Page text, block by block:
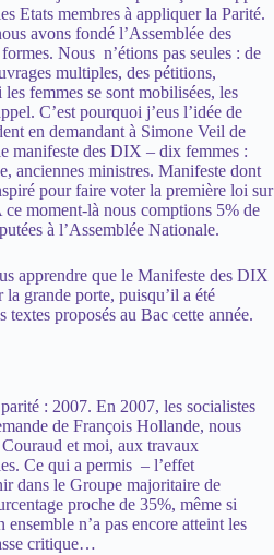
Etats membres à appliquer la Parité.
avons fondé l’Assemblée des
Nous n’étions pas seules : de
multiples, des pétitions,
femmes se sont mobilisées, les
C’est pourquoi j’eus l’idée de
en demandant à Simone Veil de
manifeste des DIX – dix femmes :
anciennes ministres. Manifeste dont
pour faire voter la première loi sur
moment-là nous comptions 5% de
à l’Assemblée Nationale.
apprendre que le Manifeste des DIX
la grande porte, puisqu’il a été
proposés au Bac cette année.
: 2007. En 2007, les socialistes
de François Hollande, nous
et moi, aux travaux
Ce qui a permis – l’effet
dans le Groupe majoritaire de
proche de 35%, même si
n’a pas encore atteint les
critique…